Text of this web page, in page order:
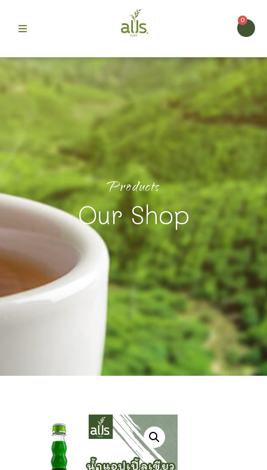
0
>
> ไซรัป
แอปเปิ้ลเขียว น้ำผลไม้เข้มข้น ติ่งฟง
dingfong ขนาด 760 มล.
Products
Our Shop